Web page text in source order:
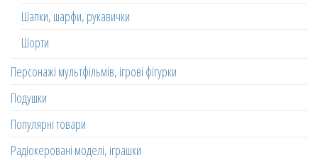
Шапки, шарфи, рукавички
Шорти
Персонажі мультфільмів, ігрові фігурки
Подушки
Популярні товари
Радіокеровані моделі, іграшки